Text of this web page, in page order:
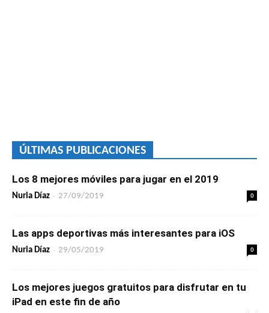
ÚLTIMAS PUBLICACIONES
Los 8 mejores móviles para jugar en el 2019
Nuria Díaz - 27/09/2019 0
Las apps deportivas más interesantes para iOS
Nuria Díaz - 29/05/2019 0
Los mejores juegos gratuitos para disfrutar en tu
iPad en este fin de año